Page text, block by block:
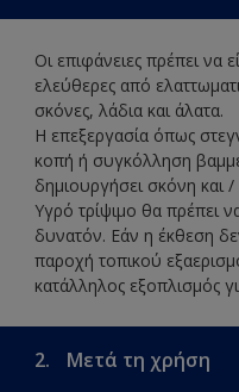
Οι επιφάνειες πρέπει να
ελεύθερες από
σκόνες, λάδια και άλατα.
Η επεξεργασία όπως
κοπή ή συγκόλληση
δημιουργήσει σκόνη και /
Υγρό τρίψιμο θα πρέπει
δυνατόν. Εάν η έκθεση
παροχή τοπικού
κατάλληλος εξοπλισμός
2. Μετά τη χρήση